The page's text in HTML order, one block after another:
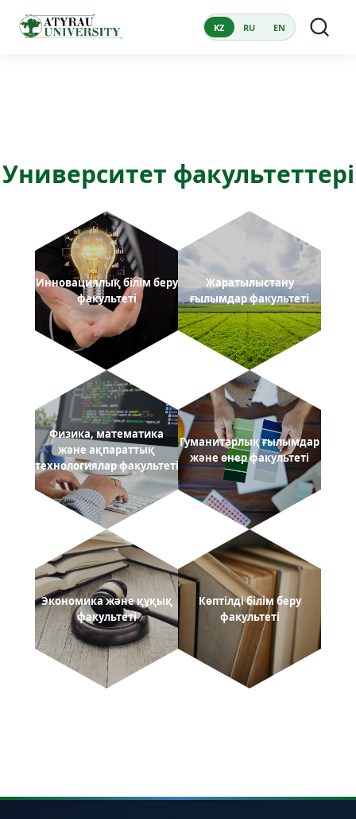
KZ RU EN
Университет факультеттері
Инновациялық білім беру
факультеті
Жаратылыстану
ғылымдар факультеті
Физика, математика
және ақпараттық
технологиялар факультеті
Гуманитарлық ғылымдар
және өнер факультеті
Экономика және құқық
факультеті
Көптілді білім беру
факультеті